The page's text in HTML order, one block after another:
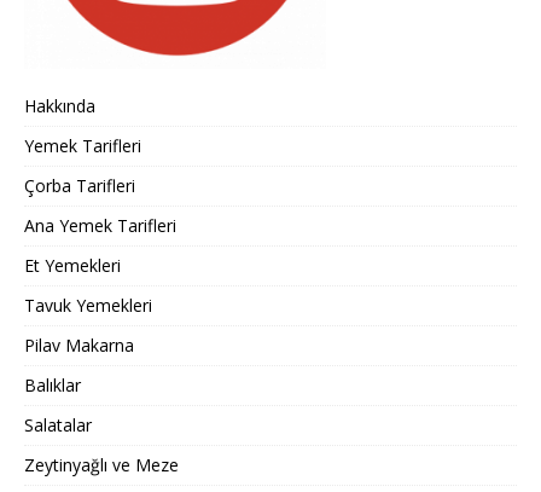
Hakkında
Yemek Tarifleri
Çorba Tarifleri
Ana Yemek Tarifleri
Et Yemekleri
Tavuk Yemekleri
Pilav Makarna
Balıklar
Salatalar
Zeytinyağlı ve Meze